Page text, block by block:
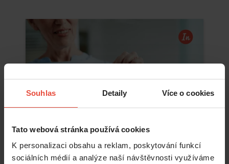
Souhlas Detaily Více o cookies
Tato webová stránka používá cookies
K personalizaci obsahu a reklam, poskytování funkcí
sociálních médií a analýze naší návštěvnosti využíváme